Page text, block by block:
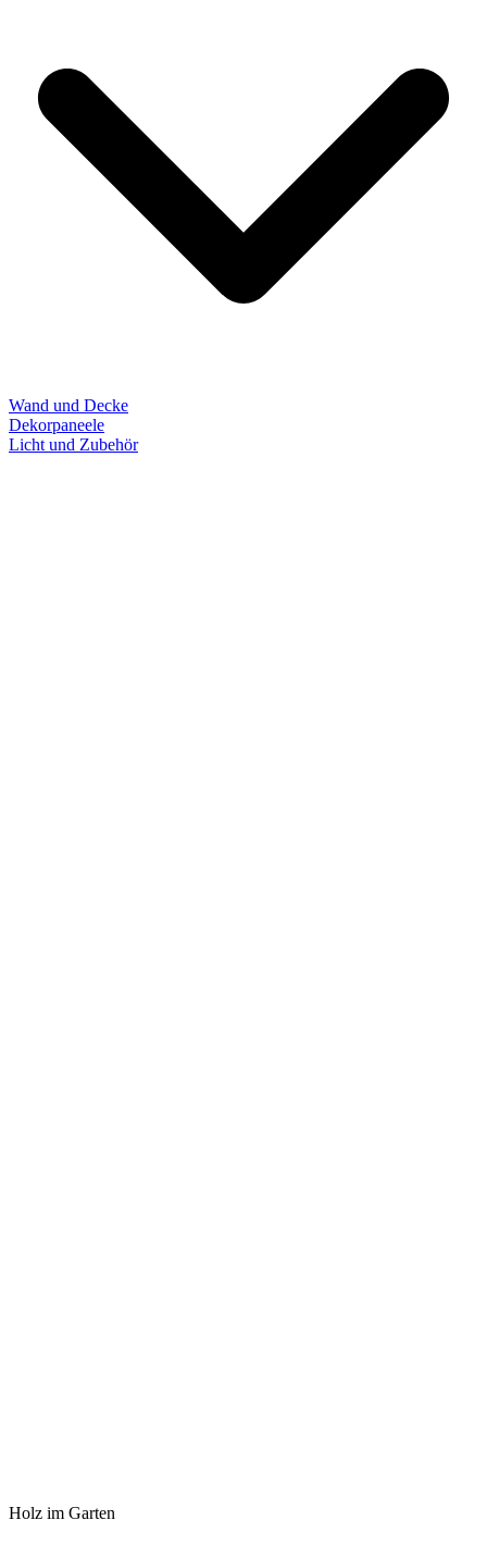
Wand und Decke
Dekorpaneele
Licht und Zubehör
Holz im Garten